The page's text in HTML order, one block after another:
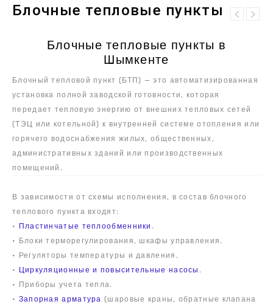
Блочные тепловые пункты
Блочные тепловые пункты в
Шымкенте
Блочный тепловой пункт (БТП) — это автоматизированная
установка полной заводской готовности, которая
передает тепловую энергию от внешних тепловых сетей
(ТЭЦ или котельной) к внутренней системе отопления или
горячего водоснабжения жилых, общественных,
административных зданий или производственных
помещений.
В зависимости от схемы исполнения, в состав блочного
теплового пункта входят:
•
Пластинчатые теплообменники .
• Блоки терморегулирования, шкафы управления.
• Регуляторы температуры и давления.
•
Циркуляционные и повысительные насосы .
• Приборы учета тепла.
• Запорная арматура (шаровые краны, обратные клапана